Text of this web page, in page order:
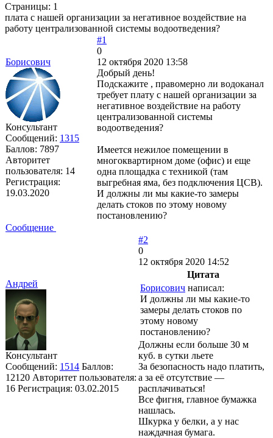
Страницы: 1
плата с нашей организации за негативное воздействие на
работу централизованной системы водоотведения?
Борисович
Консультант
Сообщений: 1315
Баллов: 7897
Авторитет
пользователя: 14
Регистрация:
19.03.2020
#1
0
12 октября 2020 13:58
Добрый день!
Подскажите , правомерно ли водоканал
требует плату с нашей организации за
негативное воздействие на работу
централизованной системы
водоотведения?
Имеется нежилое помещении в
многоквартирном доме (офис) и еще
одна площадка с техникой (там
выгребная яма, без подключения ЦСВ).
И должны ли мы какие-то замеры
делать стоков по этому новому
постановлению?
Сообщение
Андрей
Консультант
Сообщений: 1514 Баллов:
12120 Авторитет пользователя:
16 Регистрация: 03.02.2015
#2
0
12 октября 2020 14:52
Цитата
Борисович написал:
И должны ли мы какие-то
замеры делать стоков по
этому новому
постановлению?
Должны если больше 30 м
куб. в сутки льете
За безопасность надо платить,
а за её отсутствие —
расплачиваться!
Все фигня, главное бумажка
нашлась.
Шкурка у белки, а у нас
наждачная бумага.